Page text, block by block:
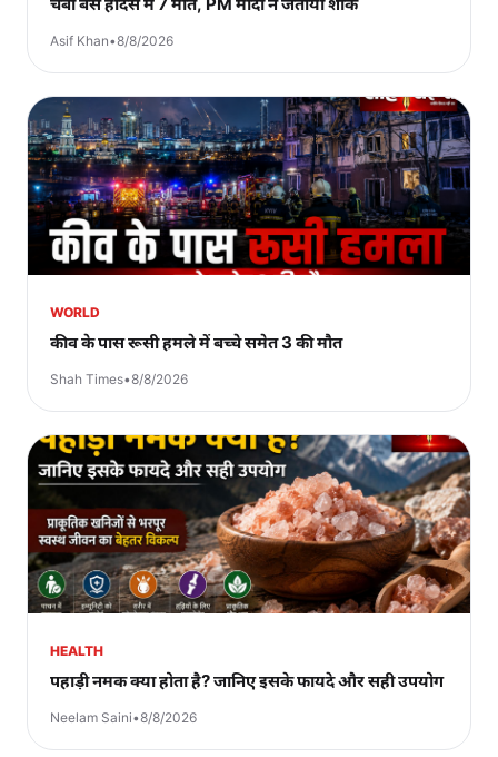
Asif Khan•8/8/2026
WORLD
कीव के पास रूसी हमले में बच्चे समेत 3 की मौत
Shah Times•8/8/2026
HEALTH
पहाड़ी नमक क्या होता है? जानिए इसके फायदे और सही उपयोग
Neelam Saini•8/8/2026